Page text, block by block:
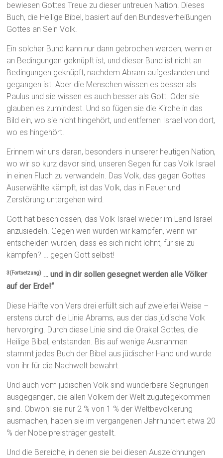
bewiesen Gottes Treue zu dieser untreuen Nation. Dieses
Buch, die Heilige Bibel, basiert auf den Bundesverheißungen
Gottes an Sein Volk.
Ein solcher Bund kann nur dann gebrochen werden, wenn er
an Bedingungen geknüpft ist, und dieser Bund ist nicht an
Bedingungen geknüpft, nachdem Abram aufgestanden und
gegangen ist. Aber die Menschen wissen es besser als
Paulus und sie wissen es auch besser als Gott. Oder sie
glauben es zumindest. Und so fügen sie die Kirche in das
Bild ein, wo sie nicht hingehört, und entfernen Israel von dort,
wo es hingehört.
Erinnern wir uns daran, besonders in unserer heutigen Nation,
wo wir so kurz davor sind, unseren Segen für das Volk Israel
in einen Fluch zu verwandeln. Das Volk, das gegen Gottes
Auserwählte kämpft, ist das Volk, das in Feuer und
Zerstörung untergehen wird.
Gott hat beschlossen, das Volk Israel wieder im Land Israel
anzusiedeln. Gegen wen würden wir kämpfen, wenn wir
entscheiden würden, dass es sich nicht lohnt, für sie zu
kämpfen? … gegen Gott selbst!
3(Fortsetzung) … und in dir sollen gesegnet werden alle Völker
auf der Erde!“
Diese Hälfte von Vers drei erfüllt sich auf zweierlei Weise –
erstens durch die Linie Abrams, aus der das jüdische Volk
hervorging. Durch diese Linie sind die Orakel Gottes, die
Heilige Bibel, entstanden. Bis auf wenige Ausnahmen
stammt jedes Buch der Bibel aus jüdischer Hand und wurde
von ihr für die Nachwelt bewahrt.
Und auch vom jüdischen Volk sind wunderbare Segnungen
ausgegangen, die allen Völkern der Welt zugutegekommen
sind. Obwohl sie nur 2 % von 1 % der Weltbevölkerung
ausmachen, haben sie im vergangenen Jahrhundert etwa 20
% der Nobelpreisträger gestellt.
Und die Bereiche, in denen sie bei diesen Auszeichnungen